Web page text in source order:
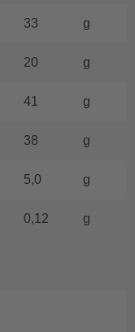
33 g
20 g
41 g
38 g
5,0 g
0,12 g